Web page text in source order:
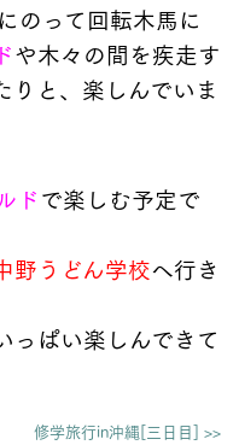
のって回転木馬に
や木々の間を疾走す
りと、楽しんでいま
ドで楽しむ予定で
野うどん学校へ行き
っぱい楽しんできて
修学旅行in沖縄[三日目] >>